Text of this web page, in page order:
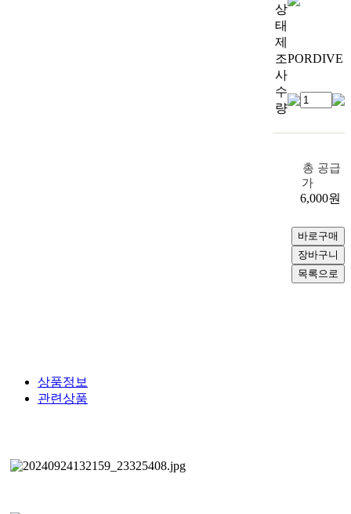
상
태
제
조
사
PORDIVE
수
량
총 공급
가
6,000원
상품정보
관련상품